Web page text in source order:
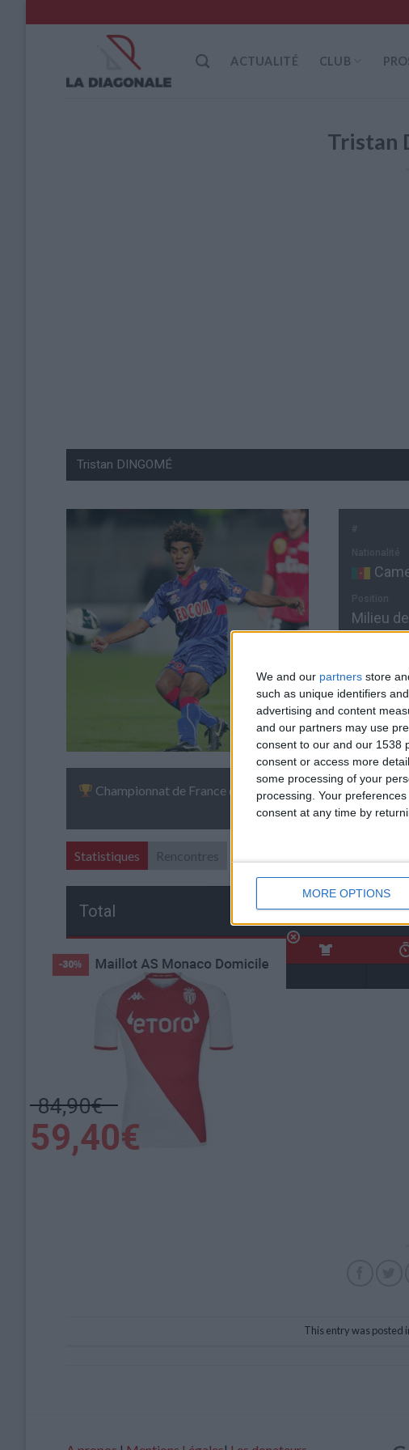
We and our partners store
such as unique identifiers
advertising and content
and our partners may use
consent to our and our 1538
consent or access more
some processing of your
processing. Your
consent at any time by
MORE OPTIONS
to
ACTUALITÉ CLUB
Tristan
Milieu
Âge
35
Championnat de France de Ligue 2 (2013)
Statistiques Rencontres
Total
Total
This entry was posted